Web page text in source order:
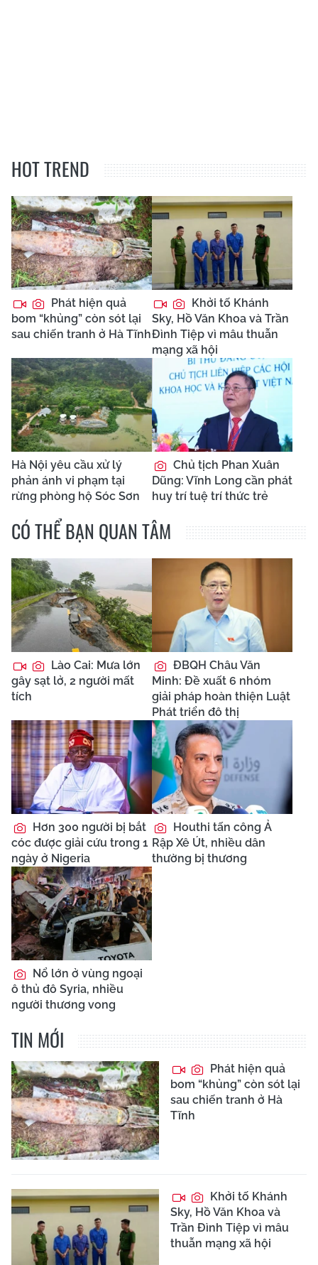
HOT TREND
Phát hiện quả
bom “khủng” còn sót lại
sau chiến tranh ở Hà Tĩnh
Khởi tố Khánh
Sky, Hồ Văn Khoa và Trần
Đình Tiệp vì mâu thuẫn
mạng xã hội
Hà Nội yêu cầu xử lý
phản ánh vi phạm tại
rừng phòng hộ Sóc Sơn
Chủ tịch Phan Xuân
Dũng: Vĩnh Long cần phát
huy trí tuệ trí thức trẻ
CÓ THỂ BẠN QUAN TÂM
Lào Cai: Mưa lớn
gây sạt lở, 2 người mất
tích
ĐBQH Châu Văn
Minh: Đề xuất 6 nhóm
giải pháp hoàn thiện Luật
Phát triển đô thị
Hơn 300 người bị bắt
cóc được giải cứu trong 1
ngày ở Nigeria
Houthi tấn công Ả
Rập Xê Út, nhiều dân
thường bị thương
Nổ lớn ở vùng ngoại
ô thủ đô Syria, nhiều
người thương vong
TIN MỚI
Phát hiện quả
bom “khủng” còn sót lại
sau chiến tranh ở Hà
Tĩnh
Khởi tố Khánh
Sky, Hồ Văn Khoa và
Trần Đình Tiệp vì mâu
thuẫn mạng xã hội